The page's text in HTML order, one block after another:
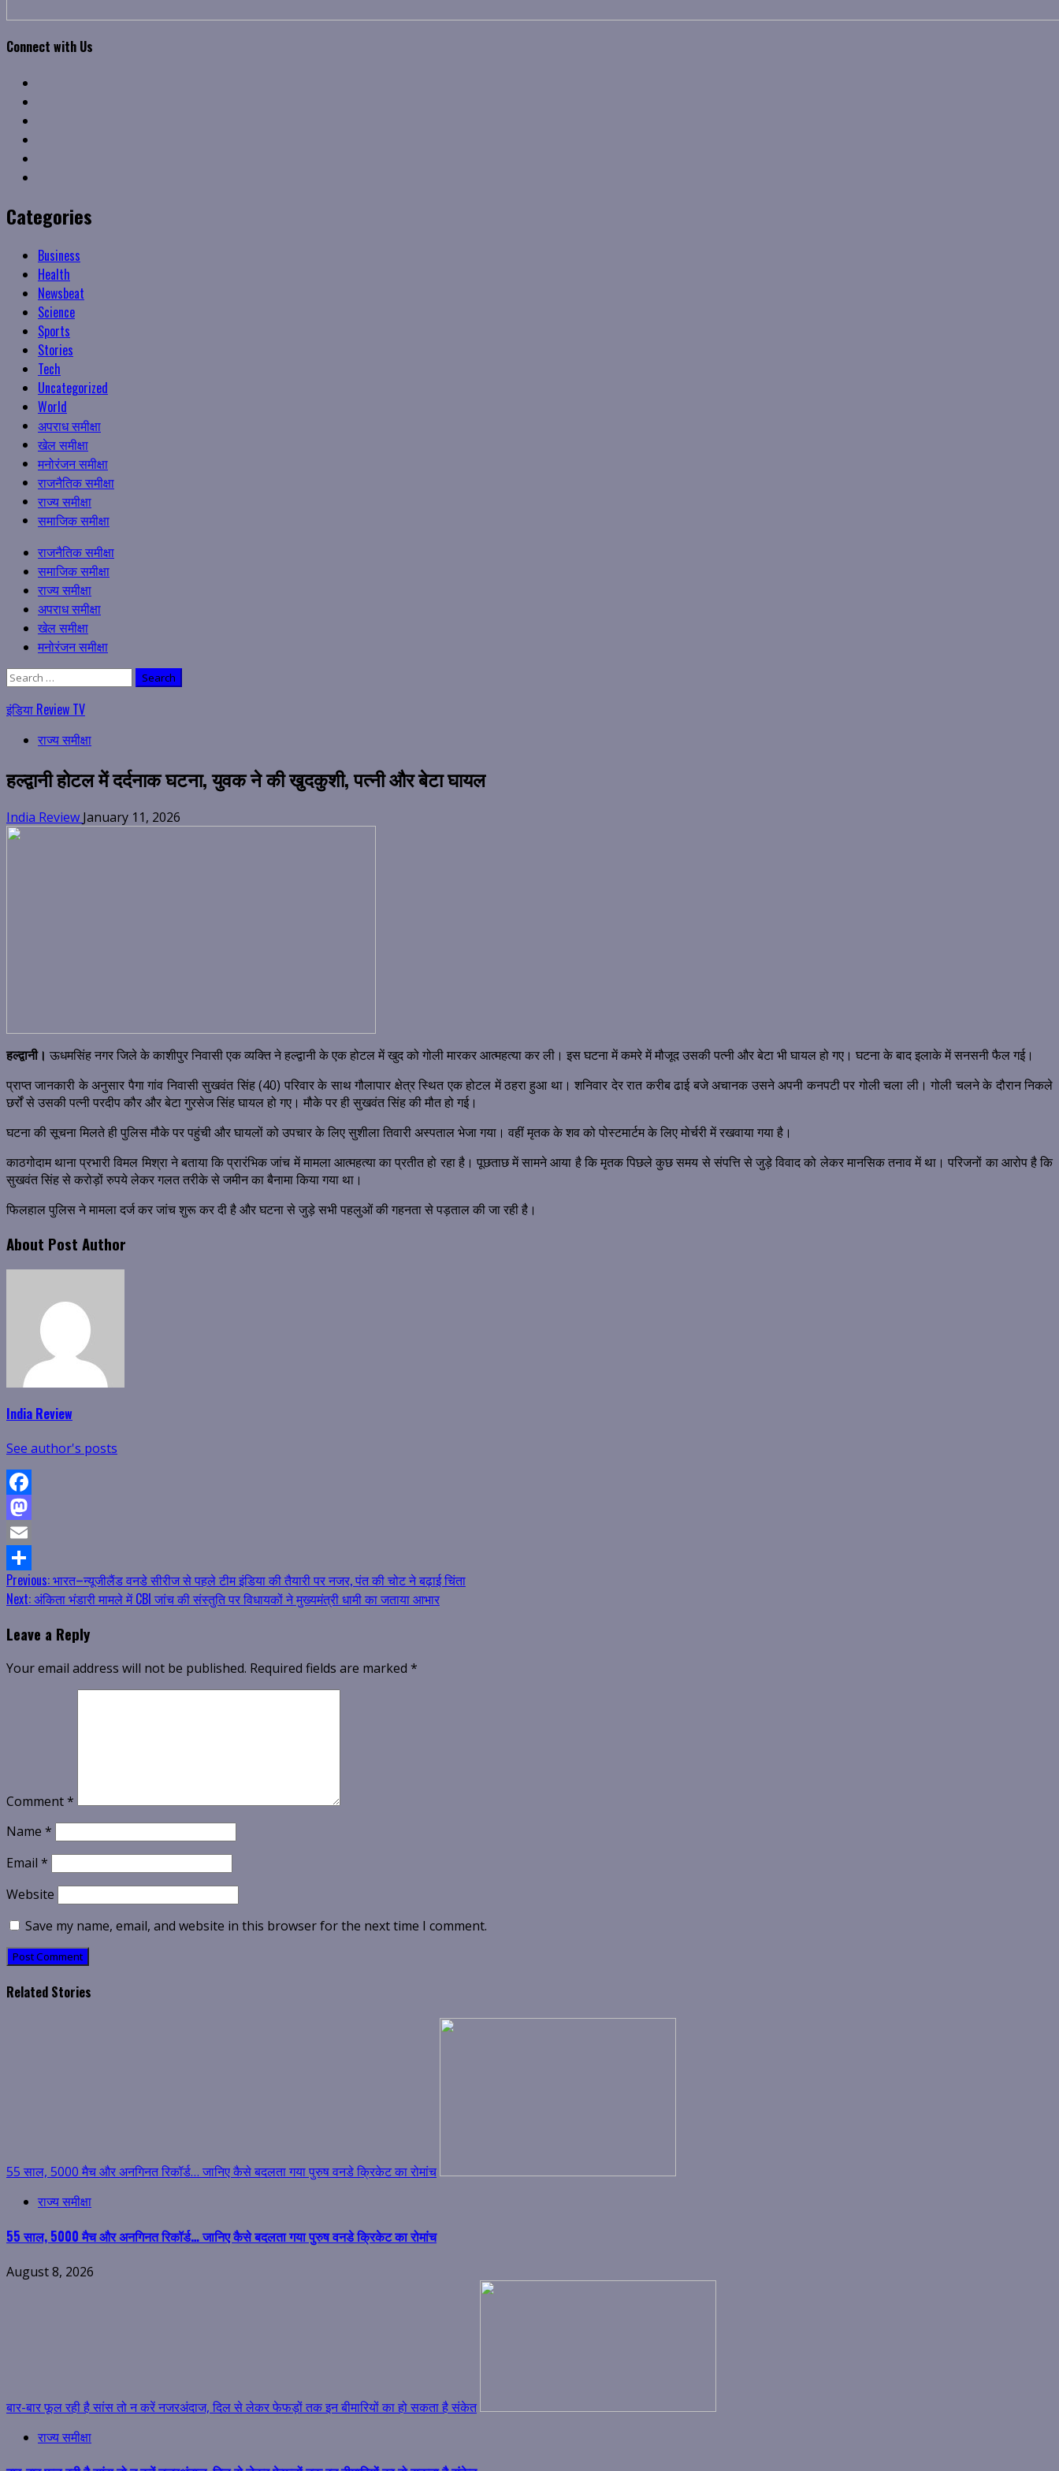
Connect with Us
Categories
Business
Health
Newsbeat
Science
Sports
Stories
Tech
Uncategorized
World
अपराध समीक्षा
खेल समीक्षा
मनोरंजन समीक्षा
राजनैतिक समीक्षा
राज्य समीक्षा
समाजिक समीक्षा
Primary
Menu
राजनैतिक समीक्षा
समाजिक समीक्षा
राज्य समीक्षा
अपराध समीक्षा
खेल समीक्षा
मनोरंजन समीक्षा
Search
इंडिया Review TV
राज्य समीक्षा
हल्द्वानी होटल में दर्दनाक घटना, युवक ने की खुदकुशी, पत्नी और बेटा घायल
India Review January 11, 2026
हल्द्वानी। ऊधमसिंह नगर जिले के काशीपुर निवासी एक व्यक्ति ने हल्द्वानी के एक होटल में खुद को गोली मारकर आत्महत्या कर ली। इस घटना में कमरे में मौजूद उसकी पत्नी और बेटा भी घायल हो गए। घटना के बाद इलाके में सनसनी फैल गई।
प्राप्त जानकारी के अनुसार पैगा गांव निवासी सुखवंत सिंह (40) परिवार के साथ गौलापार क्षेत्र स्थित एक होटल में ठहरा हुआ था। शनिवार देर रात करीब ढाई बजे अचानक उसने अपनी कनपटी पर गोली चला ली। गोली चलने के दौरान निकले
छर्रों से उसकी पत्नी परदीप कौर और बेटा गुरसेज सिंह घायल हो गए। मौके पर ही सुखवंत सिंह की मौत हो गई।
घटना की सूचना मिलते ही पुलिस मौके पर पहुंची और घायलों को उपचार के लिए सुशीला तिवारी अस्पताल भेजा गया। वहीं मृतक के शव को पोस्टमार्टम के लिए मोर्चरी में रखवाया गया है।
काठगोदाम थाना प्रभारी विमल मिश्रा ने बताया कि प्रारंभिक जांच में मामला आत्महत्या का प्रतीत हो रहा है। पूछताछ में सामने आया है कि मृतक पिछले कुछ समय से संपत्ति से जुड़े विवाद को लेकर मानसिक तनाव में था। परिजनों का आरोप है कि
सुखवंत सिंह से करोड़ों रुपये लेकर गलत तरीके से जमीन का बैनामा किया गया था।
फिलहाल पुलिस ने मामला दर्ज कर जांच शुरू कर दी है और घटना से जुड़े सभी पहलुओं की गहनता से पड़ताल की जा रही है।
About Post Author
India Review
See author's posts
Facebook
Mastodon
Email
Share
Continue
Reading
Previous:भारत–न्यूजीलैंड वनडे सीरीज से पहले टीम इंडिया की तैयारी पर नजर, पंत की चोट ने बढ़ाई चिंता
Next:अंकिता भंडारी मामले में CBI जांच की संस्तुति पर विधायकों ने मुख्यमंत्री धामी का जताया आभार
Leave a Reply
Your email address will not be published. Required fields are marked *
Comment*
Name *
Email *
Website
Save my name, email, and website in this browser for the next time I comment.
Related Stories
55 साल, 5000 मैच और अनगिनत रिकॉर्ड… जानिए कैसे बदलता गया पुरुष वनडे क्रिकेट का रोमांच
राज्य समीक्षा
55 साल, 5000 मैच और अनगिनत रिकॉर्ड… जानिए कैसे बदलता गया पुरुष वनडे क्रिकेट का रोमांच
August 8, 2026
बार-बार फूल रही है सांस तो न करें नजरअंदाज, दिल से लेकर फेफड़ों तक इन बीमारियों का हो सकता है संकेत
राज्य समीक्षा